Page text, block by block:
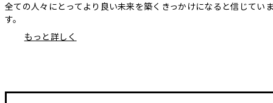
全ての人々にとってより良い未来を築くきっかけになると信じてい
す。
もっと詳しく